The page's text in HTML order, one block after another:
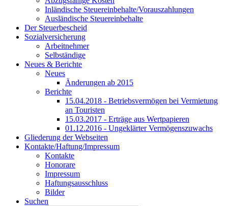
Inländische Steuereinbehalte/Vorauszahlungen
Ausländische Steuereinbehalte
Der Steuerbescheid
Sozialversicherung
Arbeitnehmer
Selbständige
Neues & Berichte
Neues
Änderungen ab 2015
Berichte
15.04.2018 - Betriebsvermögen bei Vermietung
an Touristen
15.03.2017 - Erträge aus Wertpapieren
01.12.2016 - Ungeklärter Vermögenszuwachs
Gliederung der Webseiten
Kontakte/Haftung/Impressum
Kontakte
Honorare
Impressum
Haftungsausschluss
Bilder
Suchen